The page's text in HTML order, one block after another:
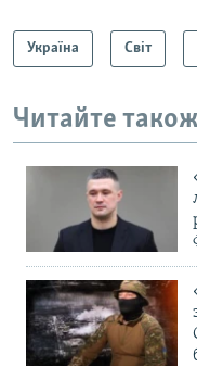
Україна Світ
Читайте також